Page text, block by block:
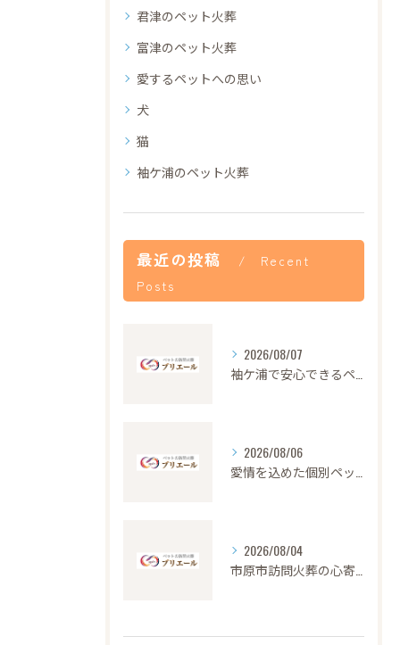
君津のペット火葬
富津のペット火葬
愛するペットへの思い
犬
猫
袖ケ浦のペット火葬
最近の投稿
Recent
Posts
2026/08/07
2026/08/06
2026/08/04